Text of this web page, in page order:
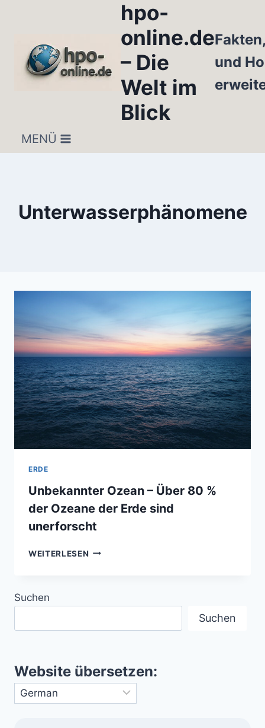
hpo-
online.de
– Die
Welt im
Blick
und
MENÜ
Unterwasserphänomene
ERDE
Unbekannter Ozean – Über 80 %
der Ozeane der Erde sind
unerforscht
WEITERLESEN UNBEKANNTER
SIND
Suchen
Suchen
Website übersetzen: